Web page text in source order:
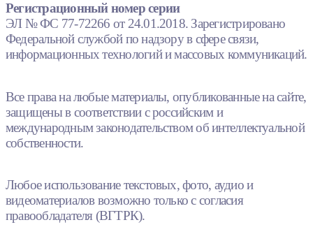
Регистрационный номер серии
ЭЛ № ФС 77-72266 от 24.01.2018. Зарегистрировано
Федеральной службой по надзору в сфере связи,
информационных технологий и массовых коммуникаций.
Все права на любые материалы, опубликованные на сайте,
защищены в соответствии с российским и
международным законодательством об интеллектуальной
собственности.
Любое использование текстовых, фото, аудио и
видеоматериалов возможно только с согласия
правообладателя (ВГТРК).